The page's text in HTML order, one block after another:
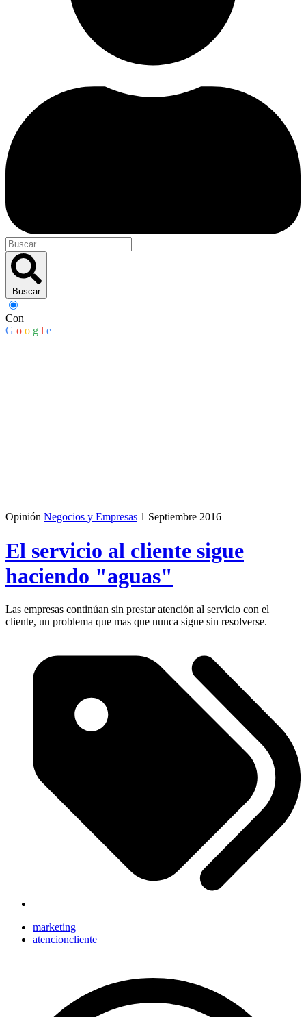
Buscar
Con
G o o g l e
Opinión Negocios y Empresas 1 Septiembre 2016
El servicio al cliente sigue
haciendo "aguas"
Las empresas continúan sin prestar atención al servicio con el
cliente, un problema que mas que nunca sigue sin resolverse.
marketing
atencioncliente